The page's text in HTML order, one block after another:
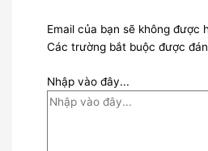
Email của bạn sẽ không được
Các trường bắt buộc được
Nhập vào đây...